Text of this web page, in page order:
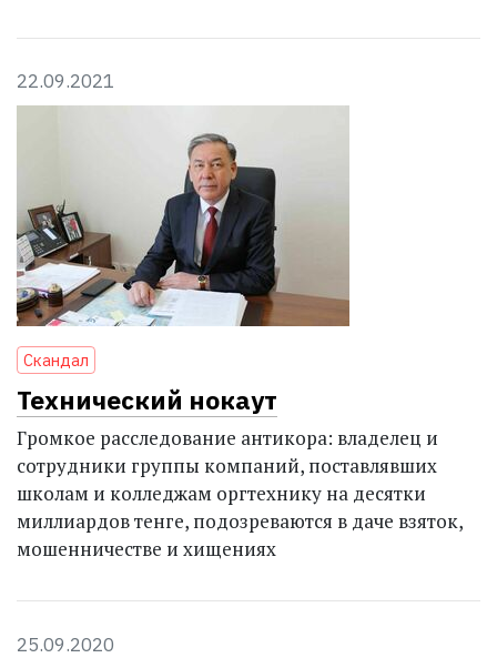
22.09.2021
Скандал
Технический нокаут
Громкое расследование антикора: владелец и
сотрудники группы компаний, поставлявших
школам и колледжам оргтехнику на десятки
миллиардов тенге, подозреваются в даче взяток,
мошенничестве и хищениях
25.09.2020